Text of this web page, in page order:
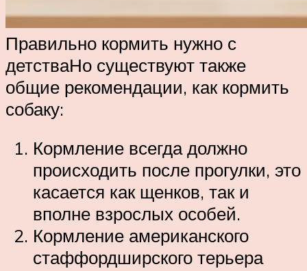
Правильно кормить нужно с
детстваНо существуют также
общие рекомендации, как кормить
собаку:
Кормление всегда должно
происходить после прогулки, это
касается как щенков, так и
вполне взрослых особей.
Кормление американского
стаффордширского терьера